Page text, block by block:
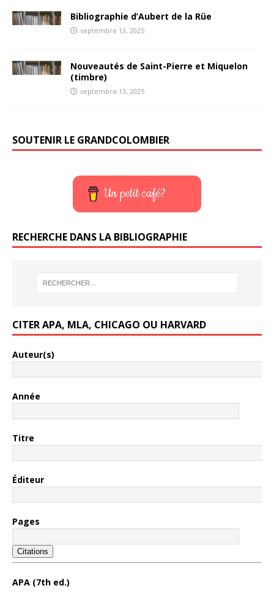
Bibliographie d’Aubert de la Rüe
septembre 13, 2025
Nouveautés de Saint-Pierre et Miquelon
(timbre)
septembre 13, 2025
SOUTENIR LE GRANDCOLOMBIER
Un petit café?
RECHERCHE DANS LA BIBLIOGRAPHIE
CITER APA, MLA, CHICAGO OU HARVARD
Auteur(s)
Année
Titre
Éditeur
Pages
Citations
APA (7th ed.)